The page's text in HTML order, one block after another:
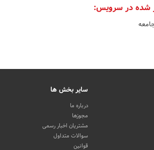
شده در سرویس:
سایر بخش ها
درباره ما
مجوزها
مشتریان اخبار رسمی
سوالات متداول
قوانین